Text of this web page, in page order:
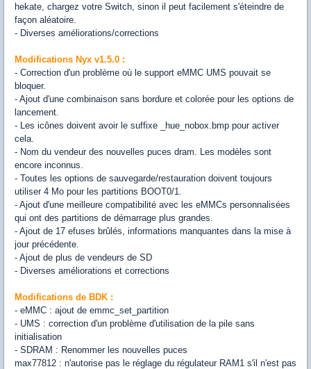
hekate, chargez votre Switch, sinon il peut facilement s'éteindre de
façon aléatoire.
- Diverses améliorations/corrections
Modifications Nyx v1.5.0 :
- Correction d'un problème où le support eMMC UMS pouvait se
bloquer.
- Ajout d'une combinaison sans bordure et colorée pour les options de
lancement.
- Les icônes doivent avoir le suffixe _hue_nobox.bmp pour activer
cela.
- Nom du vendeur des nouvelles puces dram. Les modèles sont
encore inconnus.
- Toutes les options de sauvegarde/restauration doivent toujours
utiliser 4 Mo pour les partitions BOOT0/1.
- Ajout d'une meilleure compatibilité avec les eMMCs personnalisées
qui ont des partitions de démarrage plus grandes.
- Ajout de 17 efuses brûlés, informations manquantes dans la mise à
jour précédente.
- Ajout de plus de vendeurs de SD
- Diverses améliorations et corrections
Modifications de BDK :
- eMMC : ajout de emmc_set_partition
- UMS : correction d'un problème d'utilisation de la pile sans
initialisation
- SDRAM : Renommer les nouvelles puces
max77812 : n'autorise pas le réglage du régulateur RAM1 s'il n'est pas